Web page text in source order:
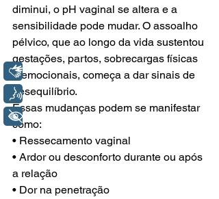
diminui, o pH vaginal se altera e a
sensibilidade pode mudar. O assoalho
pélvico, que ao longo da vida sustentou
gestações, partos, sobrecargas físicas
e emocionais, começa a dar sinais de
desequilíbrio.
Essas mudanças podem se manifestar
como:
• Ressecamento vaginal
• Ardor ou desconforto durante ou após
a relação
• Dor na penetração
Libras
Voz
+ Acessibilidade